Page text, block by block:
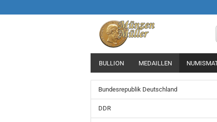
BULLION MEDAILLEN
Bundesrepublik Deutschland
DDR